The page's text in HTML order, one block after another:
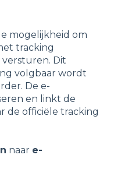
mogelijkheid om
tracking
Dit
volgbaar wordt
De e-
en linkt de
de officiële tracking
naar e-